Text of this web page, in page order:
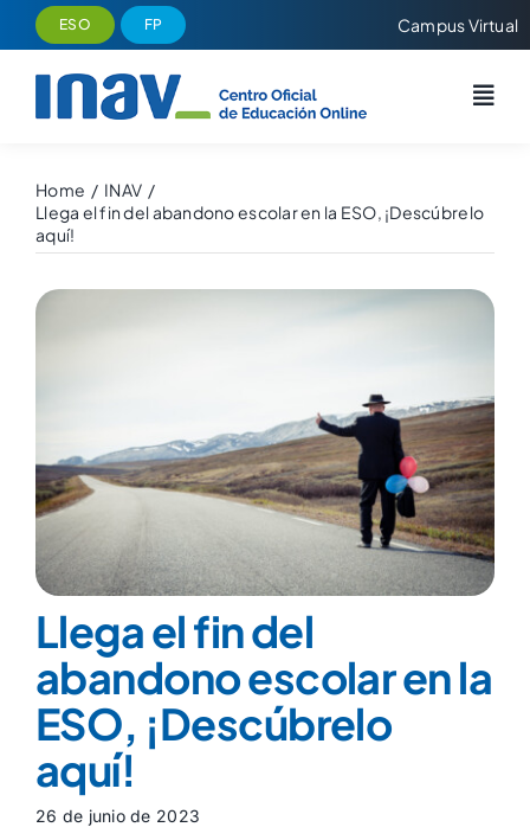
Saltar
al
contenido
ESO FP Campus Virtual
Home
INAV
Llega el fin del abandono escolar en la ESO, ¡Descúbrelo
aquí!
Llega el fin del
abandono escolar en la
ESO, ¡Descúbrelo
aquí!
26 de junio de 2023